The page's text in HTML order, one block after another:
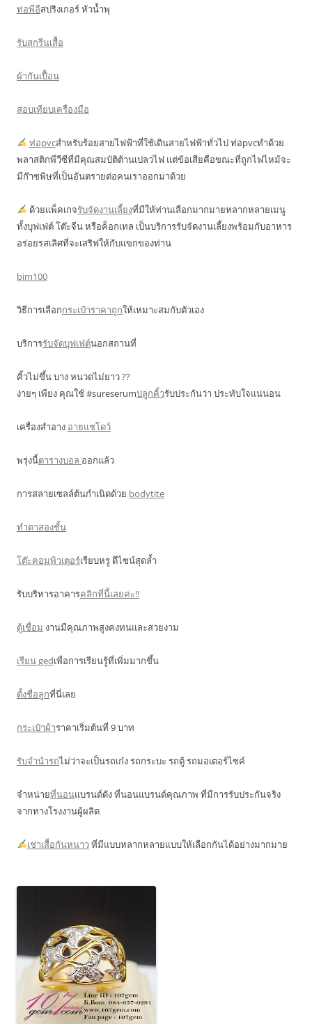
ท่อพีอีสปริงเกอร์ หัวน้ำพุ
รับสกรีนเสื้อ
ผ้ากันเปื้อน
สอบเทียบเครื่องมือ
ท่อpvcสำหรับร้อยสายไฟฟ้าที่ใช้เดินสายไฟฟ้าทั่วไป ท่อpvcทำด้วย
พลาสติกพีวีซีที่มีคุณสมบัติต้านเปลวไฟ แต่ข้อเสียคือขณะที่ถูกไฟไหม้จะ
มีก๊าซพิษที่เป็นอันตรายต่อคนเราออกมาด้วย
ด้วยแพ็คเกจรับจัดงานเลี้ยงที่มีให้ท่านเลือกมากมายหลากหลายเมนู
ทั้งบุฟเฟ่ต์ โต๊ะจีน หรือค็อกเทล เป็นบริการรับจัดงานเลี้ยงพร้อมกับอาหาร
อร่อยรสเลิศที่จะเสริฟให้กับแขกของท่าน
bim100
วิธีการเลือกกระเป๋าราคาถูกให้เหมาะสมกับตัวเอง
บริการรับจัดบุฟเฟ่ต์นอกสถานที่
คิ้วไม่ขึ้น บาง หนวดไม่ยาว ??
ง่ายๆ เพียง คุณใช้ #sureserumปลูกคิ้วรับประกันว่า ประทับใจแน่นอน
เครื่องสำอาง อายแชโดว์
พรุ่งนี้ตารางบอล ออกแล้ว
การสลายเซลล์ต้นกำเนิดด้วย bodytite
ทำตาสองชั้น
โต๊ะคอมพิวเตอร์เรียบหรู ดีไซน์สุดล้ำ
รับบริหารอาคารคลิกที่นี้เลยค่ะ!!
ตู้เชื่อม งานมีคุณภาพสูงคงทนและสวยงาม
เรียน gedเพื่อการเรียนรู้ที่เพิ่มมากขึ้น
ตั้งชื่อลูกที่นี่เลย
กระเป๋าผ้าราคาเริ่มต้นที่ 9 บาท
รับจำนำรถไม่ว่าจะเป็นรถเก๋ง รถกระบะ รถตู้ รถมอเตอร์ไซค์
จำหน่ายที่นอนแบรนด์ดัง ที่นอนแบรนด์คุณภาพ ที่มีการรับประกันจริง
จากทางโรงงานผู้ผลิต
เช่าเสื้อกันหนาวที่มีแบบหลากหลายแบบให้เลือกกันได้อย่างมากมาย